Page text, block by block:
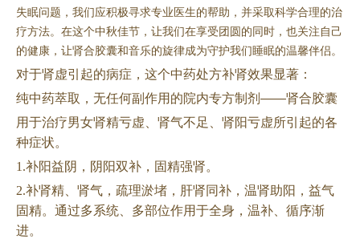
失眠问题，我们应积极寻求专业医生的帮助，并采取科学合理的治
疗方法。在这个中秋佳节，让我们在享受团圆的同时，也关注自己
的健康，让肾合胶囊和音乐的旋律成为守护我们睡眠的温馨伴侣。
对于肾虚引起的病症，这个中药处方补肾效果显著：
纯中药萃取，无任何副作用的院内专方制剂 ——肾合胶囊
用于治疗男女肾精亏虚、肾气不足、肾阳亏虚所引起的各
种症状。
1.补阳益阴，阴阳双补，固精强肾。
2.补肾精、肾气，疏理淤堵，肝肾同补，温肾助阳，益气
固精。通过多系统、多部位作用于全身，温补、循序渐
进。